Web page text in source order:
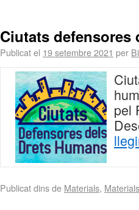
Ciutats defensores
Publicat el 19 setembre 2021 per
pel
Publicat dins de Materials, Materials